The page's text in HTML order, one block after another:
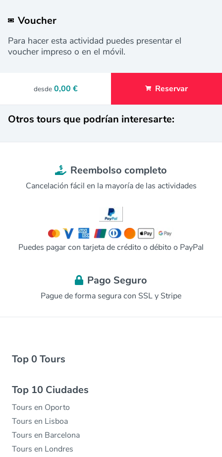
Voucher
Para hacer esta actividad puedes presentar el
voucher impreso o en el móvil.
desde 0,00 € Reservar
Otros tours que podrían interesarte:
Reembolso completo
Cancelación fácil en la mayoría de las actividades
Puedes pagar con tarjeta de crédito o débito o PayPal
Pago Seguro
Pague de forma segura con SSL y Stripe
Top 0 Tours
Top 10 Ciudades
Tours en Oporto
Tours en Lisboa
Tours en Barcelona
Tours en Londres